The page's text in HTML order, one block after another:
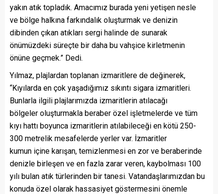
yakın atık topladık. Amacımız burada yeni yetişen nesle
ve bölge halkına farkındalık oluşturmak ve denizin
dibinden çıkan atıkları sergi halinde de sunarak
önümüzdeki süreçte bir daha bu vahşice kirletmenin
önüne geçmek.” Dedi.
Yılmaz, plajlardan toplanan izmaritlere de değinerek,
“Kıyılarda en çok yaşadığımız sıkıntı sigara izmaritleri.
Bunlarla ilgili plajlarımızda izmaritlerin atılacağı
bölgeler oluşturmakla beraber özel işletmelerde ve tüm
kıyı hattı boyunca izmaritlerin atılabileceği en kötü 250-
300 metrelik mesafelerde yerler var. İzmaritler
kumun içine karışan, temizlenmesi en zor ve beraberinde
denizle birleşen ve en fazla zarar veren, kaybolması 100
yılı bulan atık türlerinden bir tanesi. Vatandaşlarımızdan bu
konuda özel olarak hassasiyet göstermesini önemle